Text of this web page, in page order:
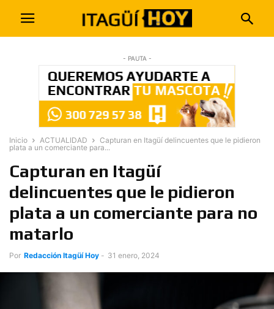
- PAUTA -
Inicio ACTUALIDAD
Capturan en Itagüí delincuentes que le pidieron
plata a un comerciante para...
Capturan en Itagüí
delincuentes que le pidieron
plata a un comerciante para no
matarlo
Por Redacción Itagüí Hoy - 31 enero, 2024